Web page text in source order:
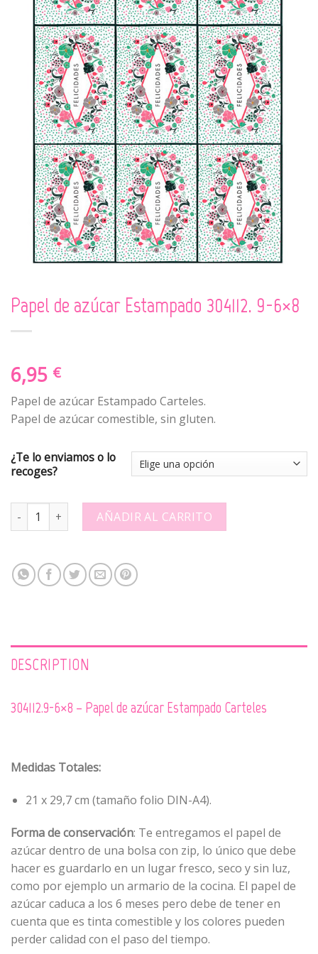
Papel de azúcar Estampado 304112. 9-6×8
6,95 €
Papel de azúcar Estampado Carteles.
Papel de azúcar comestible, sin gluten.
¿Te lo enviamos o lo
recoges?
Papel de azúcar Estampado 304112. 9-6x8 quantity
AÑADIR AL CARRITO
DESCRIPTION
304112.9-6×8 – Papel de azúcar Estampado Carteles
Medidas Totales:
21 x 29,7 cm (tamaño folio DIN-A4).
Forma de conservación: Te entregamos el papel de
azúcar dentro de una bolsa con zip, lo único que debe
hacer es guardarlo en un lugar fresco, seco y sin luz,
como por ejemplo un armario de la cocina. El papel de
azúcar caduca a los 6 meses pero debe de tener en
cuenta que es tinta comestible y los colores pueden
perder calidad con el paso del tiempo.